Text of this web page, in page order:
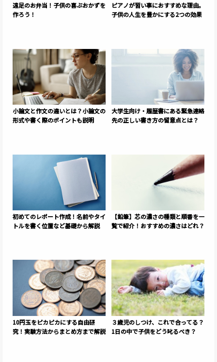
遠足のお弁当！子供の喜ぶおかずを
作ろう！
ピアノが習い事におすすめな理由。
子供の人生を豊かにする2つの効果
小論文と作文の違いとは？小論文の
形式や書く際のポイントも説明
大学生向け・履歴書にある緊急連絡
先の正しい書き方の留意点とは？
初めてのレポート作成！名前やタイ
トルを書く位置など基礎から解説
【鉛筆】芯の濃さの種類と順番を一
覧で紹介！おすすめの濃さはどれ？
10円玉をピカピカにする自由研
究！実験方法からまとめ方まで解説
３歳児のしつけ、これで合ってる？
1日の中で子供をどう叱るべき？